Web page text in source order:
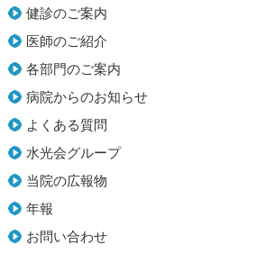
健診のご案内
医師のご紹介
各部門のご案内
病院からのお知らせ
よくある質問
水光会グループ
当院の広報物
年報
お問い合わせ